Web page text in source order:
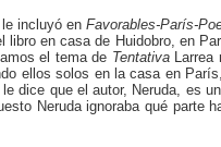
incluyó en Favorables-París-
en casa de Huidobro, en
el tema de TentativaLarrea
ellos solos en la casa en
dice que el autor, Neruda, es
Neruda ignoraba qué parte